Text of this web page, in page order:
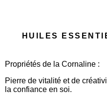
HUILES
Propriétés de la Cornaline :
Pierre de vitalité et de
la confiance en soi.